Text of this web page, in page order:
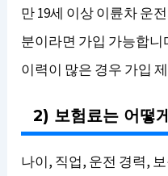
만 19세 이상 이륜차 운
분이라면 가입 가능합니
이력이 많은 경우 가입
2) 보험료는 어떻
나이, 직업, 운전 경력,